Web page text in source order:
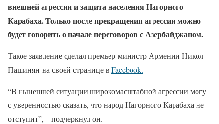
внешней агрессии и защита населения Нагорного
Карабаха. Только после прекращения агрессии можно
будет говорить о начале переговоров с Азербайджаном.
Такое заявление сделал премьер-министр Армении Никол
Пашинян на своей странице в Facebook.
“В нынешней ситуации широкомасштабной агрессии могу
с уверенностью сказать, что народ Нагорного Карабаха не
отступит”, – подчеркнул он.